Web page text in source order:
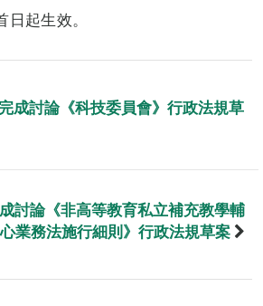
起生效。
成討論《科技委員會》行政法規草
討論《非高等教育私立補充教學輔
業務法施行細則》行政法規草案